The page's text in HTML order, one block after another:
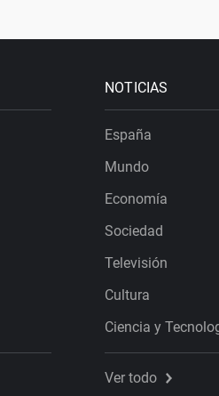
NOTICIAS
España
Mundo
Economía
Sociedad
Televisión
Cultura
Ciencia y
Ver todo